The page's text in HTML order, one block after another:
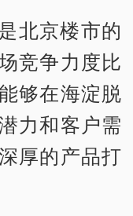
北京楼市的
竞争力度比
够在海淀脱
力和客户需
厚的产品打